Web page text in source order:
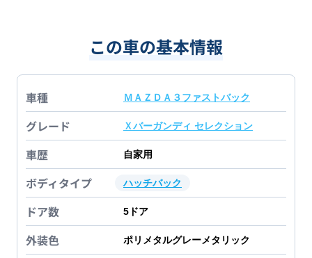
この車の基本情報
車種 ＭＡＺＤＡ３ファストバック
グレード Ｘバーガンディ セレクション
車歴 自家用
ボディタイプ ハッチバック
ドア数 5 ドア
外装色 ポリメタルグレーメタリック